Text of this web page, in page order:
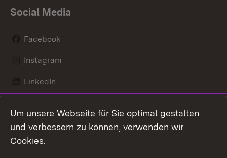
Social Media
Facebook
Instagram
LinkedIn
X / Twitter
Youtube
Um unsere Webseite für Sie optimal gestalten
und verbessern zu können, verwenden wir
Cookies.